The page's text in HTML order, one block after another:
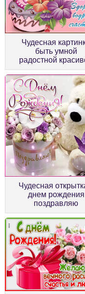
Чудесная
быть умной
радостной
Чудесная
днем рождения
поздравляю